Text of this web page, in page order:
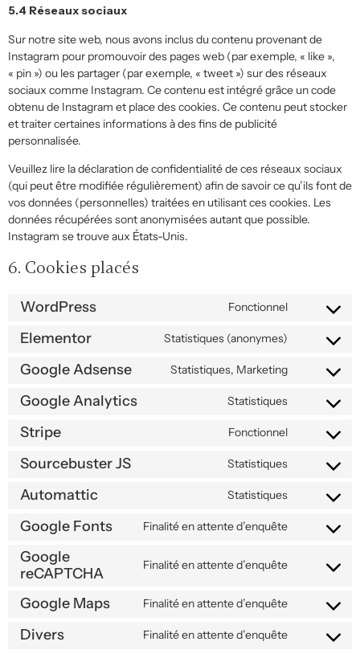
5.4 Réseaux sociaux
Sur notre site web, nous avons inclus du contenu provenant de
Instagram pour promouvoir des pages web (par exemple, « like »,
« pin ») ou les partager (par exemple, « tweet ») sur des réseaux
sociaux comme Instagram. Ce contenu est intégré grâce un code
obtenu de Instagram et place des cookies. Ce contenu peut stocker
et traiter certaines informations à des fins de publicité
personnalisée.
Veuillez lire la déclaration de confidentialité de ces réseaux sociaux
(qui peut être modifiée régulièrement) afin de savoir ce qu’ils font de
vos données (personnelles) traitées en utilisant ces cookies. Les
données récupérées sont anonymisées autant que possible.
Instagram se trouve aux États-Unis.
6. Cookies placés
WordPress Fonctionnel
Elementor Statistiques (anonymes)
Google Adsense Statistiques, Marketing
Google Analytics Statistiques
Stripe Fonctionnel
Sourcebuster JS Statistiques
Automattic Statistiques
Google Fonts Finalité en attente d’enquête
Google
reCAPTCHA
Finalité en attente d’enquête
Google Maps Finalité en attente d’enquête
Divers Finalité en attente d’enquête